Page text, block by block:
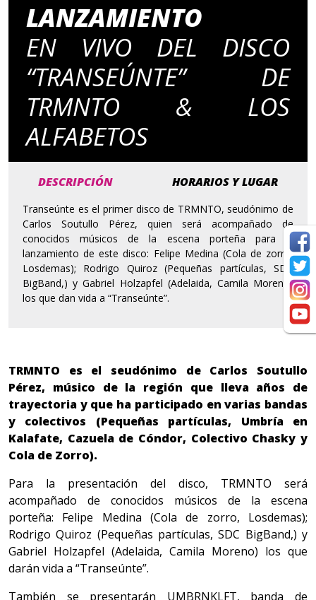
LANZAMIENTO
EN VIVO DEL DISCO
“TRANSEÚNTE” DE
TRMNTO & LOS
ALFABETOS
DESCRIPCIÓN HORARIOS Y LUGAR
Transeúnte es el primer disco de TRMNTO, seudónimo de
Carlos Soutullo Pérez, quien será acompañado de
conocidos músicos de la escena porteña para el
lanzamiento de este disco: Felipe Medina (Cola de zorro,
Losdemas); Rodrigo Quiroz (Pequeñas partículas, SDC
BigBand,) y Gabriel Holzapfel (Adelaida, Camila Moreno)
los que dan vida a “Transeúnte”.
TRMNTO es el seudónimo de Carlos Soutullo
Pérez, músico de la región que lleva años de
trayectoria y que ha participado en varias bandas
y colectivos (Pequeñas partículas, Umbría en
Kalafate, Cazuela de Cóndor, Colectivo Chasky y
Cola de Zorro).
Para la presentación del disco, TRMNTO será
acompañado de conocidos músicos de la escena
porteña: Felipe Medina (Cola de zorro, Losdemas);
Rodrigo Quiroz (Pequeñas partículas, SDC BigBand,) y
Gabriel Holzapfel (Adelaida, Camila Moreno) los que
darán vida a “Transeúnte”.
También se presentarán UMBRNKLFT, banda de